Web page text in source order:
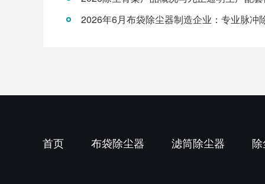
首页 布袋除尘器 滤筒除尘器